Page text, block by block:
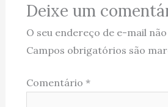
Deixe um
O seu endereço de e-mail
Campos obrigatórios são
Comentário *